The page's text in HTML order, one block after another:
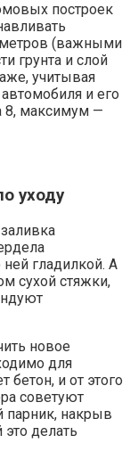
построек
(важными
грунта и слой
учитывая
и его
8, максимум —
уходу
гладилкой. А
сухой стяжки,
новое
для
бетон, и от этого
советуют
парник, накрыв
делать